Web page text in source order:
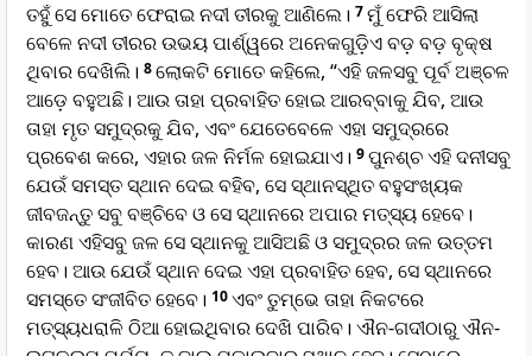
ତହୁଁ ସେ ମୋତେ ଫେରାଇ ନଦୀ ତୀରକୁ ଆଣିଲେ। 7ମୁଁ ଫେରି ଆସିଲା
ବେଳେ ନଦୀ ତୀରର ଉଭୟ ପାର୍ଶ୍ୱରେ ଅନେକଗୁଡ଼ିଏ ବଡ଼ ବଡ଼ ବୃକ୍ଷ
ଥିବାର ଦେଖିଲି। 8ଲୋକଟି ମୋତେ କହିଲେ, “ଏହି ଜଳସବୁ ପୂର୍ବ ଅଞ୍ଚଳ
ଆଡ଼େ ବହୁଅଛି। ଆଉ ତାହା ପ୍ରବାହିତ ହୋଇ ଆରବ୍ବାକୁ ଯିବ, ଆଉ
ତାହା ମୃତ ସମୁଦ୍ରକୁ ଯିବ, ଏବଂ ଯେତେବେଳେ ଏହା ସମୁଦ୍ରରେ
ପ୍ରବେଶ କରେ, ଏହାର ଜଳ ନିର୍ମଳ ହୋଇଯାଏ। 9ପୁନଶ୍ଚ ଏହି ଦନୀସବୁ
ଯେଉଁ ସମସ୍ତ ସ୍ଥାନ ଦେଇ ବହିବ, ସେ ସ୍ଥାନସ୍ଥିତ ବହୁସଂଖ୍ୟକ
ଜୀବଜନ୍ତୁ ସବୁ ବଞ୍ଚିବେ ଓ ସେ ସ୍ଥାନରେ ଅପାର ମତ୍ସ୍ୟ ହେବେ।
କାରଣ ଏହିସବୁ ଜଳ ସେ ସ୍ଥାନକୁ ଆସିଅଛି ଓ ସମୁଦ୍ରର ଜଳ ଉତ୍ତମ
ହେବ। ଆଉ ଯେଉଁ ସ୍ଥାନ ଦେଇ ଏହା ପ୍ରବାହିତ ହେବ, ସେ ସ୍ଥାନରେ
ସମସ୍ତେ ସଂଜୀବିତ ହେବେ। 10ଏବଂ ତୁମ୍ଭେ ତାହା ନିକଟରେ
ମତ୍ସ୍ୟଧରାଳି ଠିଆ ହୋଇଥିବାର ଦେଖି ପାରିବ। ଐନ-ଗଦୀଠାରୁ ଐନ-